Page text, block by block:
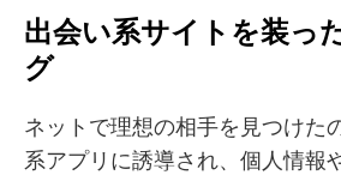
出会い系サイトを装っ
グ
ネットで理想の相手を見つけた
系アプリに誘導され、個人情報